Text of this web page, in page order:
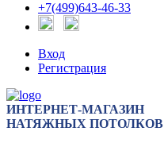
+7(499)643-46-33
Вход
Регистрация
ИНТЕРНЕТ-МАГАЗИН
НАТЯЖНЫХ ПОТОЛКОВ